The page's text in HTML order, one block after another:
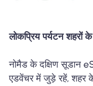
लोकप्रिय पर्यटन शहरों
नोमैड के दक्षिण सूडान
एडवेंचर में जुड़े रहें, शहर